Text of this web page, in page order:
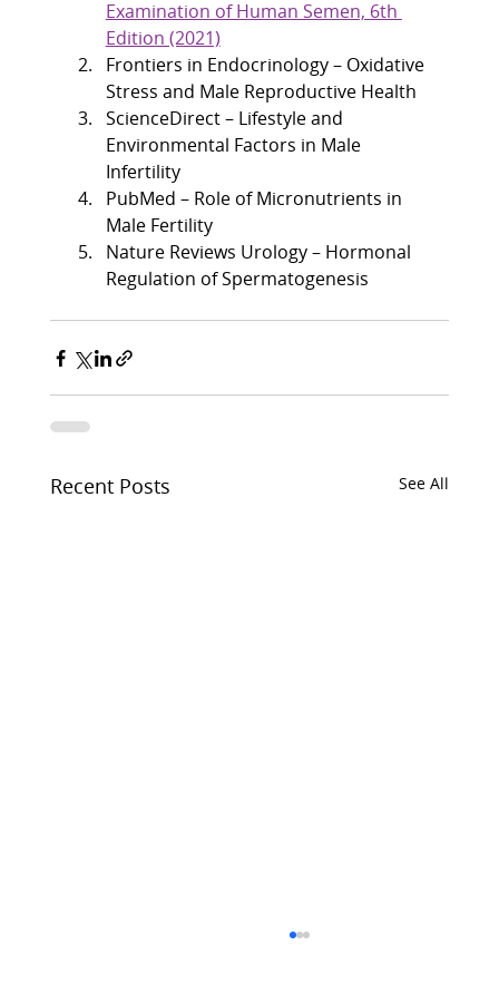
Examination of Human Semen, 6th
Edition (2021)
Frontiers in Endocrinology – Oxidative
Stress and Male Reproductive Health
ScienceDirect – Lifestyle and
Environmental Factors in Male
Infertility
PubMed – Role of Micronutrients in
Male Fertility
Nature Reviews Urology – Hormonal
Regulation of Spermatogenesis
Recent Posts See All